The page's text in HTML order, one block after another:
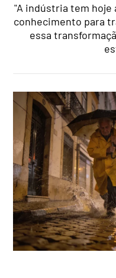
"A indústria tem hoje
conhecimento para
essa